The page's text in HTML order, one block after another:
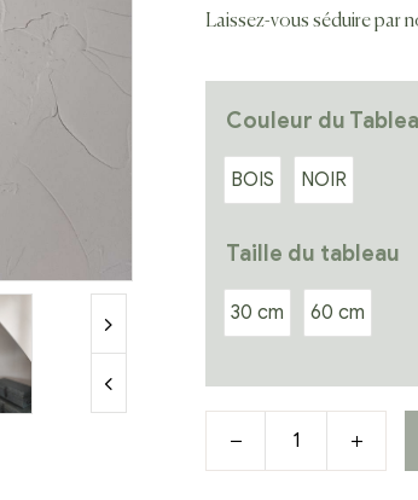
Laissez-vous séduire par
Couleur du
BOIS NOIR
Taille du tableau
30 cm 60 cm